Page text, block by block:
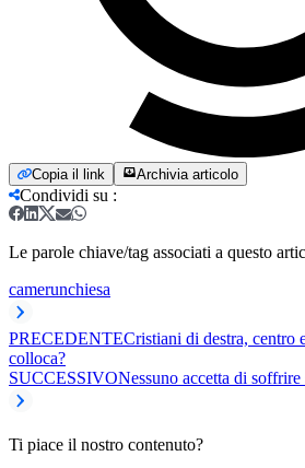
Copia il link Archivia articolo
Condividi su :
Le parole chiave/tag associati a questo
camerunchiesa
PRECEDENTECristiani di destra, centro
colloca?
SUCCESSIVONessuno accetta di soffrire
Ti piace il nostro contenuto?